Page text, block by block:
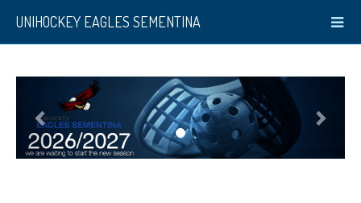
UNIHOCKEY EAGLES SEMENTINA